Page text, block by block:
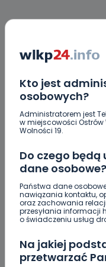
Kto jest
osobowych?
Administratorem jest
w miejscowości
Wolności 19.
Do czego będą
dane osobowe?
Państwa dane
nawiązania kontaktu,
oraz zachowania
przesyłania informacji
o świadczeniu usług
Na jakiej
przetwarzać
Ż żelazkowianin
No i brawo! Fajna
będzie normalnie w
MG Mieszkaniec
Wszyscy tylko nie